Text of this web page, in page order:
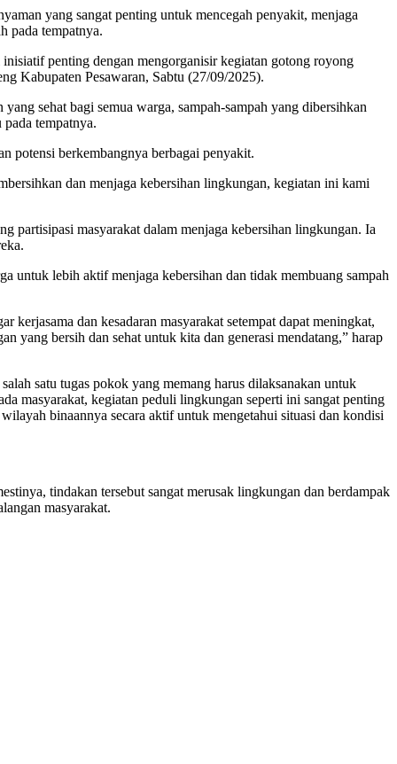
yang sangat penting untuk mencegah penyakit, menjaga
pada tempatnya.
penting dengan mengorganisir kegiatan gotong royong
Kabupaten Pesawaran, Sabtu (27/09/2025).
sehat bagi semua warga, sampah-sampah yang dibersihkan
tempatnya.
potensi berkembangnya berbagai penyakit.
dan menjaga kebersihan lingkungan, kegiatan ini kami
partisipasi masyarakat dalam menjaga kebersihan lingkungan. Ia
untuk lebih aktif menjaga kebersihan dan tidak membuang sampah
dan kesadaran masyarakat setempat dapat meningkat,
yang bersih dan sehat untuk kita dan generasi mendatang,” harap
satu tugas pokok yang memang harus dilaksanakan untuk
masyarakat, kegiatan peduli lingkungan seperti ini sangat penting
binaannya secara aktif untuk mengetahui situasi dan kondisi
tindakan tersebut sangat merusak lingkungan dan berdampak
masyarakat.